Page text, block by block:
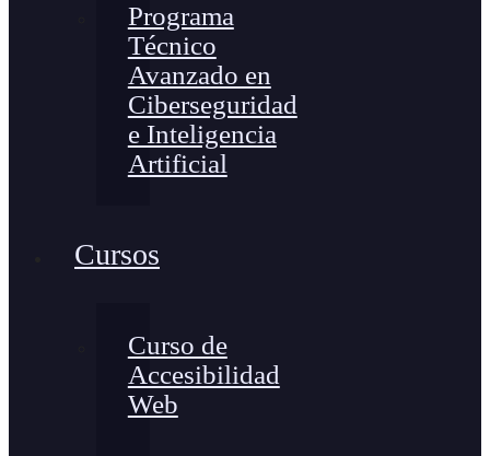
Programa
Técnico
Avanzado en
Ciberseguridad
e Inteligencia
Artificial
Cursos
Curso de
Accesibilidad
Web